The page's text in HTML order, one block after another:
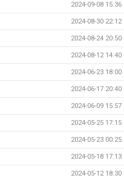
2024-09-08 15:36
2024-08-30 22:12
2024-08-24 20:50
2024-08-12 14:40
2024-06-23 18:00
2024-06-17 20:40
2024-06-09 15:57
2024-05-25 17:15
2024-05-23 00:25
2024-05-18 17:13
2024-05-12 18:30